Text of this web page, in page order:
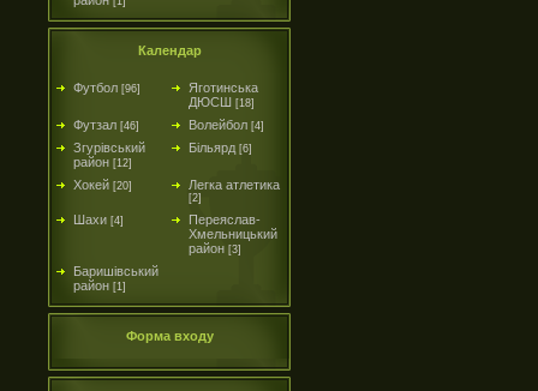
Календар
Футбол [96]
Яготинська
ДЮСШ [18]
Футзал [46] Волейбол [4]
Згурівський
район [12]
Більярд [6]
Хокей [20] Легка атлетика
[2]
Шахи [4]
Переяслав-
Хмельницький
район [3]
Баришівський
район [1]
Форма входу